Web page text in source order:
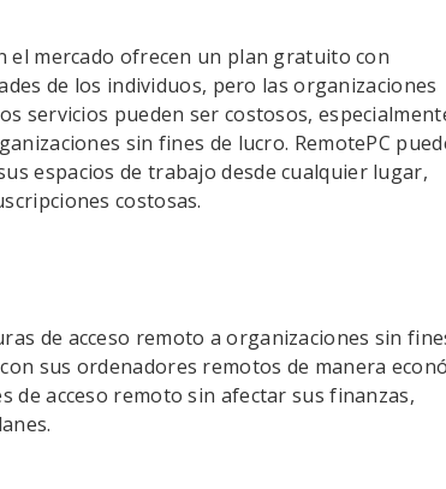
el mercado ofrecen un plan gratuito con
de los individuos, pero las organizaciones
servicios pueden ser costosos,
sin fines de lucro. RemotePC
espacios de trabajo desde cualquier lugar,
costosas.
de acceso remoto a organizaciones sin
sus ordenadores remotos de manera
de acceso remoto sin afectar sus finanzas,